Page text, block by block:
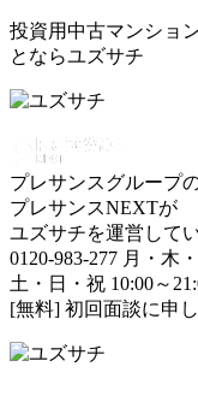
投資用中古マンショ
とならユズサチ
プレサンスグループ
プレサンスNEXTが
ユズサチを運営して
0120-983-277 月・木
土・日・祝 10:00～
[無料] 初回面談に申